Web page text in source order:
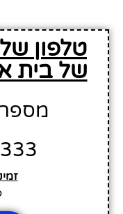
טלפון
של בית
מספר